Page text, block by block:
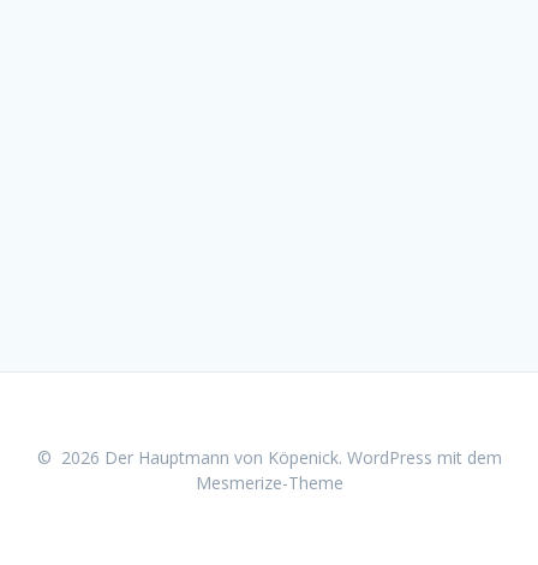
© 2026 Der Hauptmann von Köpenick. WordPress mit dem
Mesmerize-Theme